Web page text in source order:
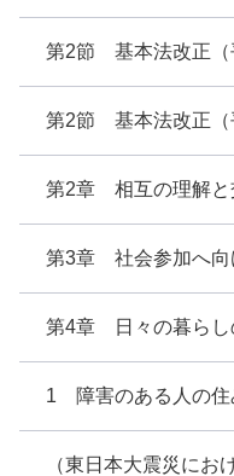
第2節 基本法改正（
第2節 基本法改正（
第2章 相互の理解と
第3章 社会参加へ向
第4章 日々の暮らし
1 障害のある人の住
（東日本大震災にお